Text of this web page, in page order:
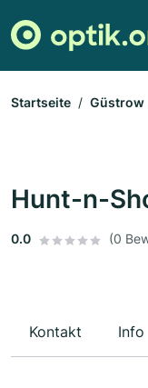
Startseite Güstrow
Hunt-n-
0.0 (0
Kontakt Info